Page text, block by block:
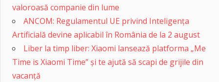
valoroasă companie din lume
ANCOM: Regulamentul UE privind Inteligența
Artificială devine aplicabil în România de la 2 august
Liber la timp liber: Xiaomi lansează platforma „Me
Time is Xiaomi Time” și te ajută să scapi de grijile din
vacanță